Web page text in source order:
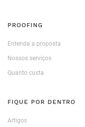
PROOFING
Entenda a proposta
Nossos serviços
Quanto custa
FIQUE POR DENTRO
Artigos